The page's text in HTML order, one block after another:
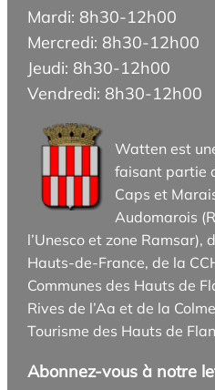
Mardi: 8h30-12h00
Mercredi: 8h30-12h00
Jeudi: 8h30-12h00
Vendredi: 8h30-12h00
Watten est
faisant partie
Caps et
Audomarois
l’Unesco et zone Ramsar),
Hauts-de-France, de la
Communes des Hauts de
Rives de l’Aa et de la
Tourisme des Hauts de
Abonnez-vous à notre